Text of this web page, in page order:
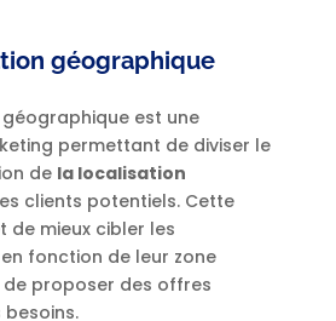
géographique
est une
permettant de diviser le
de la localisation
clients potentiels. Cette
de mieux cibler les
fonction de leur zone
proposer des offres